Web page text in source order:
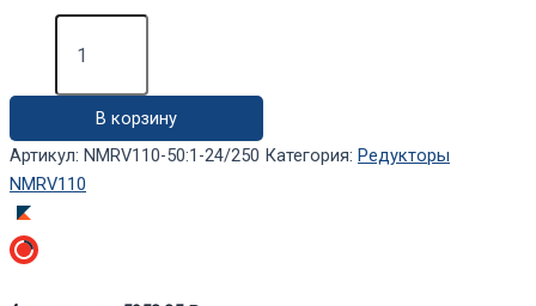
Количество
NMRV110-
24/250
В корзину
Артикул: NMRV110-50:1-24/250 Категория: Редукторы
NMRV110